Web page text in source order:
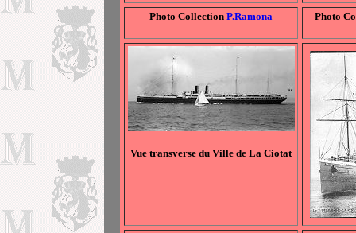
Photo Collection P.Ramona Photo
Vue transverse du Ville de La Ciotat